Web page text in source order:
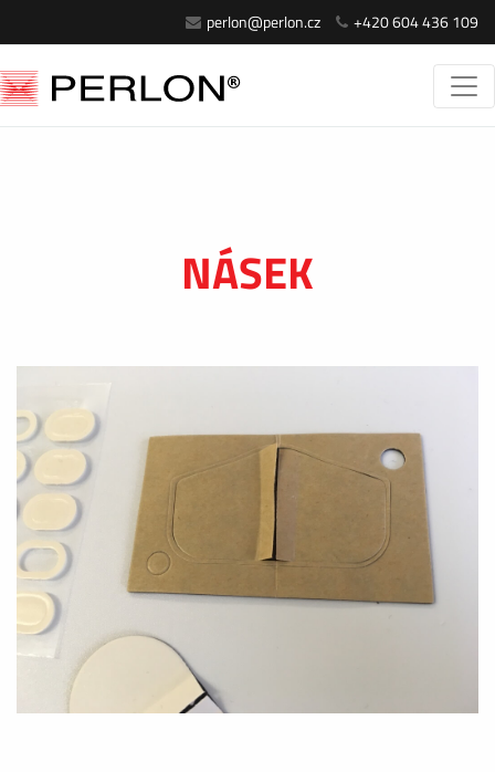
perlon@perlon.cz +420 604 436 109
NÁSEK